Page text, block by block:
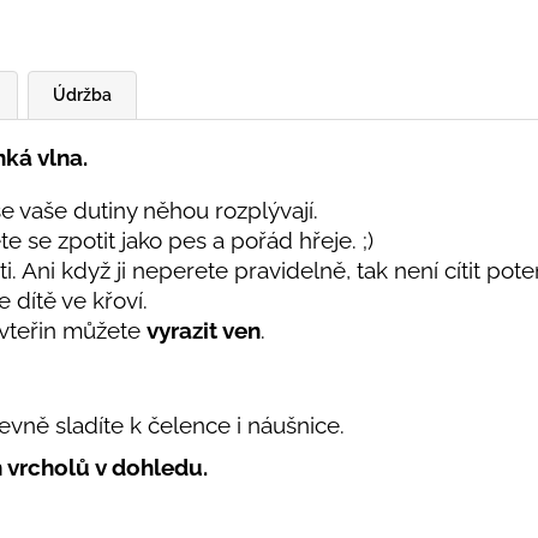
Údržba
vlna.
vaše dutiny něhou rozplývají.
se zpotit jako pes a pořád hřeje. ;)
Ani když ji neperete pravidelně, tak není cítit
dítě ve křoví.
můžete vyrazit ven.
sladíte k čelence i náušnice.
vrcholů v dohledu.